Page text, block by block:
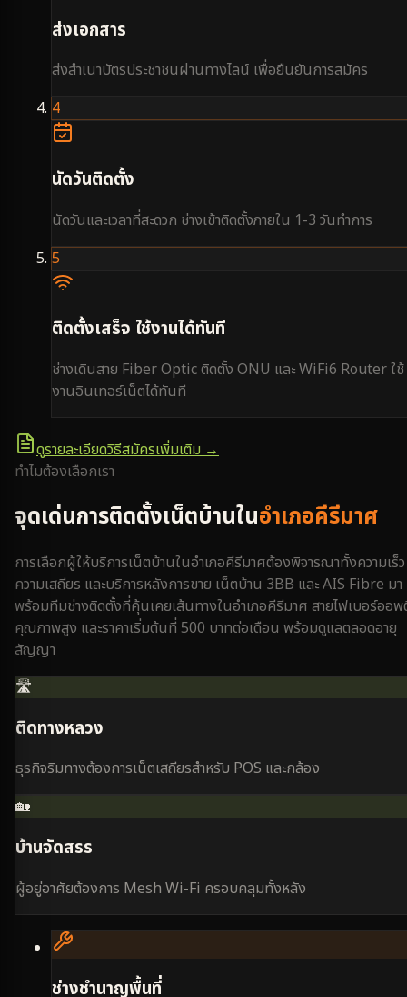
ส่งเอกสาร
ส่งสำเนาบัตรประชาชนผ่านทางไลน์ เพื่อยืนยันการสมัคร
4
นัดวันติดตั้ง
นัดวันและเวลาที่สะดวก ช่างเข้าติดตั้งภายใน 1-3 วันทำการ
5
ติดตั้งเสร็จ ใช้งานได้ทันที
ช่างเดินสาย Fiber Optic ติดตั้ง ONU และ WiFi6 Router ใช้
งานอินเทอร์เน็ตได้ทันที
ดูรายละเอียดวิธีสมัครเพิ่มเติม →
ทำไมต้องเลือกเรา
จุดเด่นการติดตั้งเน็ตบ้านในอำเภอคีรีมาศ
การเลือกผู้ให้บริการเน็ตบ้านในอำเภอคีรีมาศต้องพิจารณาทั้งความเร็ว
ความเสถียร และบริการหลังการขาย เน็ตบ้าน 3BB และ AIS Fibre มา
พร้อมทีมช่างติดตั้งที่คุ้นเคยเส้นทางในอำเภอคีรีมาศ สายไฟเบอร์ออ
คุณภาพสูง และราคาเริ่มต้นที่ 500 บาทต่อเดือน พร้อมดูแลตลอดอายุ
สัญญา
🛣️
ติดทางหลวง
ธุรกิจริมทางต้องการเน็ตเสถียรสำหรับ POS และกล้อง
🏡
บ้านจัดสรร
ผู้อยู่อาศัยต้องการ Mesh Wi-Fi ครอบคลุมทั้งหลัง
ช่างชำนาญพื้นที่